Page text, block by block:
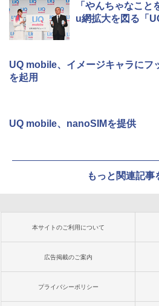
「やんちゃなこ
u網拡大を図る「
UQ mobile、イメージキャラにフ
を起用
UQ mobile、nanoSIMを提供
もっと関連記事
本サイトのご利用について
広告掲載のご案内
プライバシーポリシー